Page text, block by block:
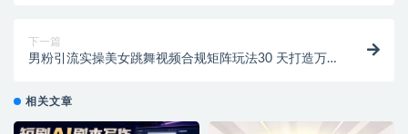
下一篇
男粉引流实操美女跳舞视频合规矩阵玩法30 天打造万
相关文章